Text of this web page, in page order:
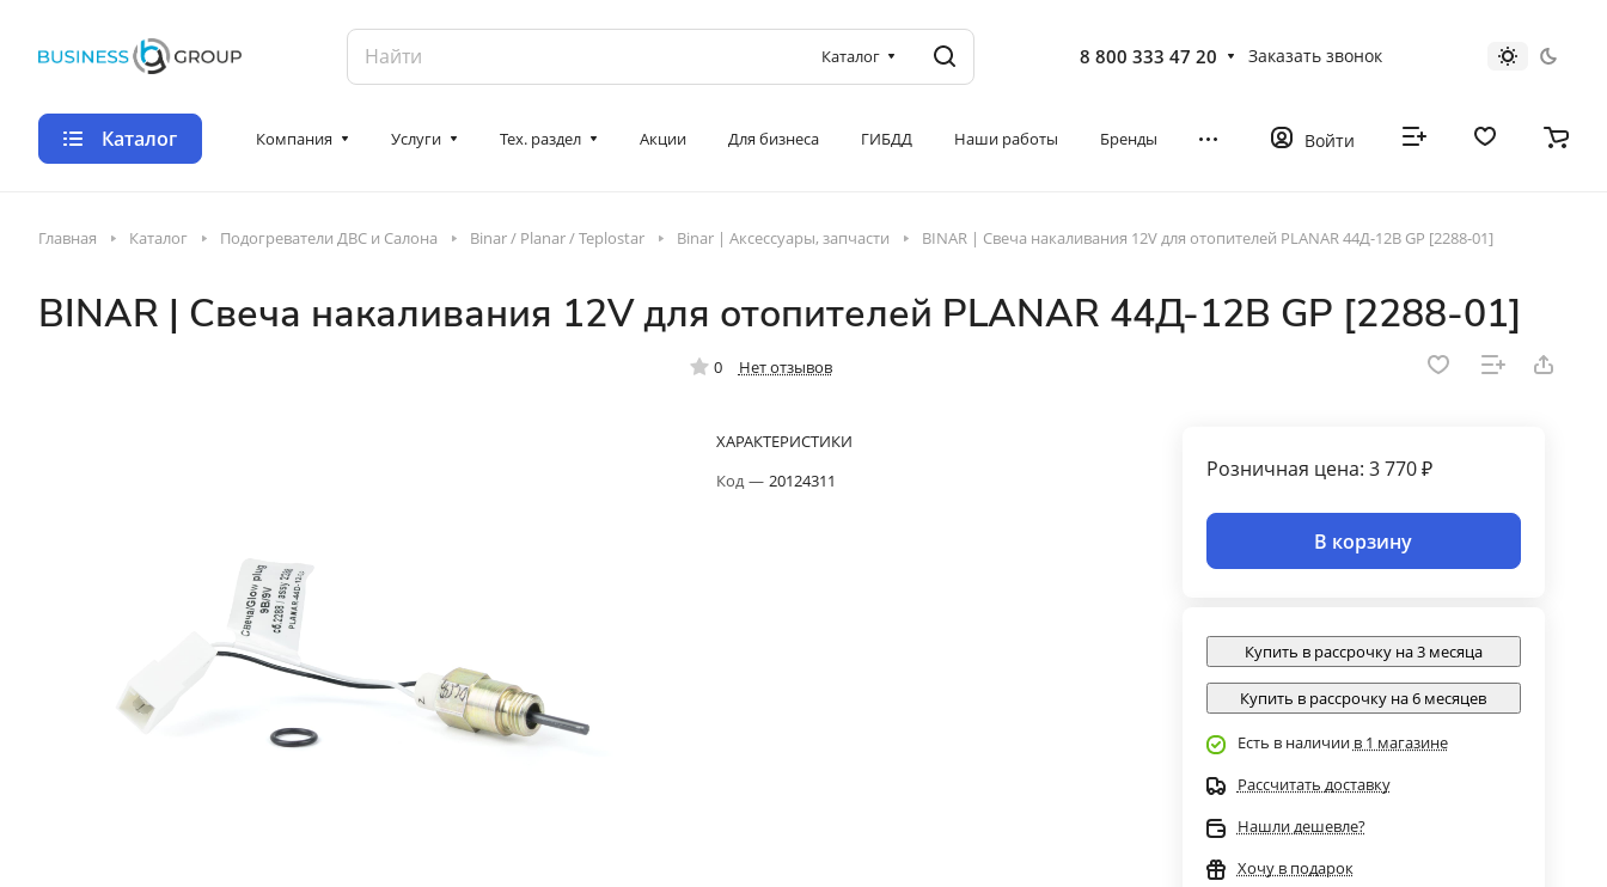
Каталог 8 800 333 47 20 Заказать звонок
Каталог Компания Услуги Тех. раздел Акции Для бизнеса ГИБДД Наши работы Бренды Войти
Главная Каталог Подогреватели ДВС и Салона Binar / Planar / Teplostar Binar | Аксессуары, запчасти BINAR | Свеча накаливания 12V для отопителей PLANAR 44Д-12В GP [2288-01]
BINAR | Свеча накаливания 12V для отопителей PLANAR 44Д-12В GP [2288-01]
0 Нет отзывов
ХАРАКТЕРИСТИКИ
Код— 20124311 Розничная цена: 3 770 ₽
В корзину
Купить в рассрочку на 3 месяца
Купить в рассрочку на 6 месяцев
Есть в наличии в 1 магазине
Рассчитать доставку
Нашли дешевле?
Хочу в подарок